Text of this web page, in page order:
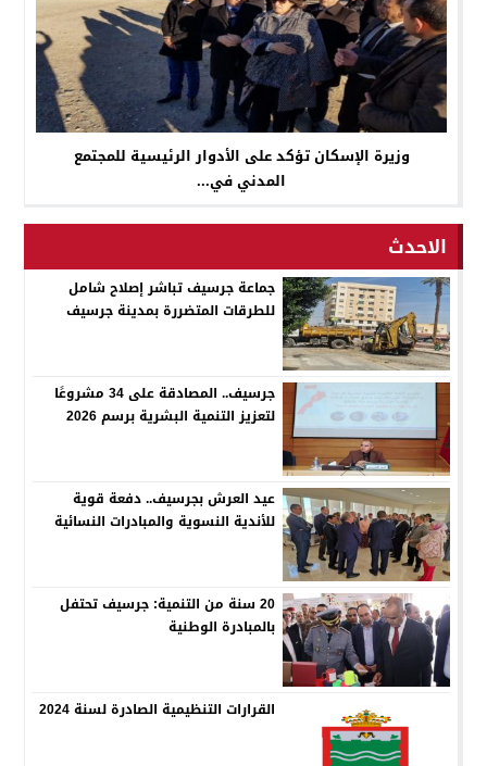
وزيرة الإسكان تؤكد على الأدوار الرئيسية للمجتمع
المدني في...
الاحدث
جماعة جرسيف تباشر إصلاح شامل
للطرقات المتضررة بمدينة جرسيف
جرسيف.. المصادقة على 34 مشروعًا
لتعزيز التنمية البشرية برسم 2026
عيد العرش بجرسيف.. دفعة قوية
للأندية النسوية والمبادرات النسائية
20 سنة من التنمية: جرسيف تحتفل
بالمبادرة الوطنية
القرارات التنظيمية الصادرة لسنة 2024